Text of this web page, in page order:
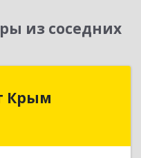
из соседних
Крым
г, Киевская